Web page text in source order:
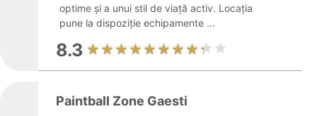
optime și a unui stil de viață activ. Locația
pune la dispoziție echipamente ...
8.3
Paintball Zone Gaesti